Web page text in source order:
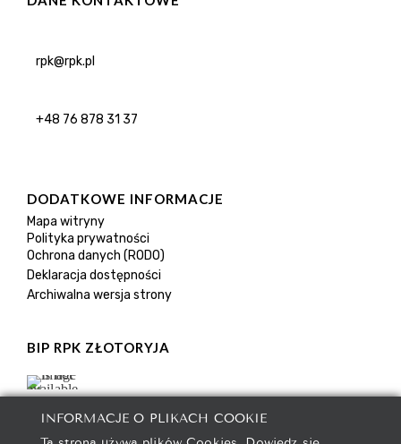
rpk@rpk.pl
+48 76 878 31 37
DODATKOWE INFORMACJE
Mapa witryny
Polityka prywatności
Ochrona danych (RODO)
Deklaracja dostępności
Archiwalna wersja strony
BIP RPK ZŁOTORYJA
INFORMACJE O PLIKACH COOKIE